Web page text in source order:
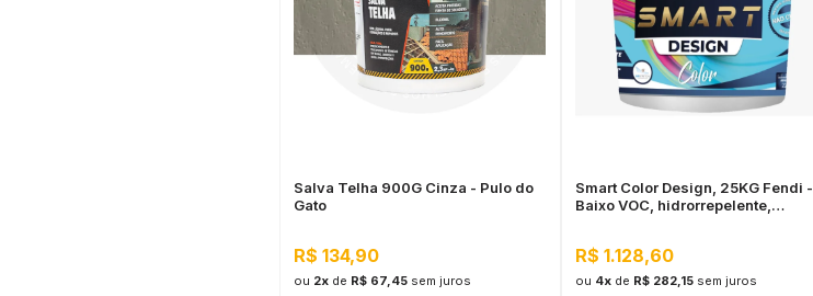
Salva Telha 900G Cinza - Pulo do
Gato
R$ 134,90
ou 2x de R$ 67,45 sem juros
Smart Color Design, 25KG Fendi -
Baixo VOC, hidrorrepelente,
R$ 1.128,60
ou 4xde R$ 282,15 sem juros